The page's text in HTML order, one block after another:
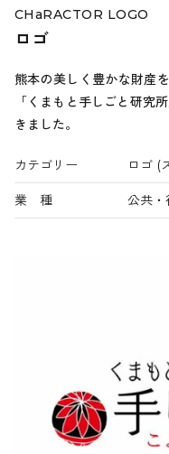
CHaRACTOR LOGO
ロゴ
熊本の美しく豊かな財産
「くまもと手しごと研究
きました。
カテゴリー ロゴ (
業 種 公共・